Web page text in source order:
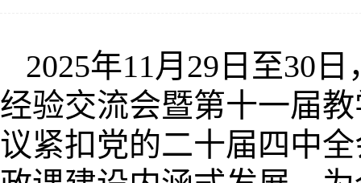
2025年11月29日至30
经验交流会暨第十一届
议紧扣党的二十届四中